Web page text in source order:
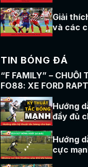
Giải
và các
TIN BÓNG ĐÁ
“F FAMILY” –
FO88: XE FORD
HÀNG TRĂM QUÀ
Hướng
đầy đủ
Hướng
cực
2025